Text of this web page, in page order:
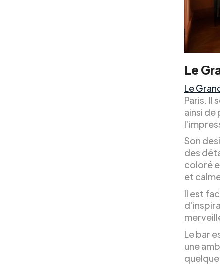
Le
Le
Paris. Il
ainsi de
Son
des
coloré
et
Il est
Le bar
une